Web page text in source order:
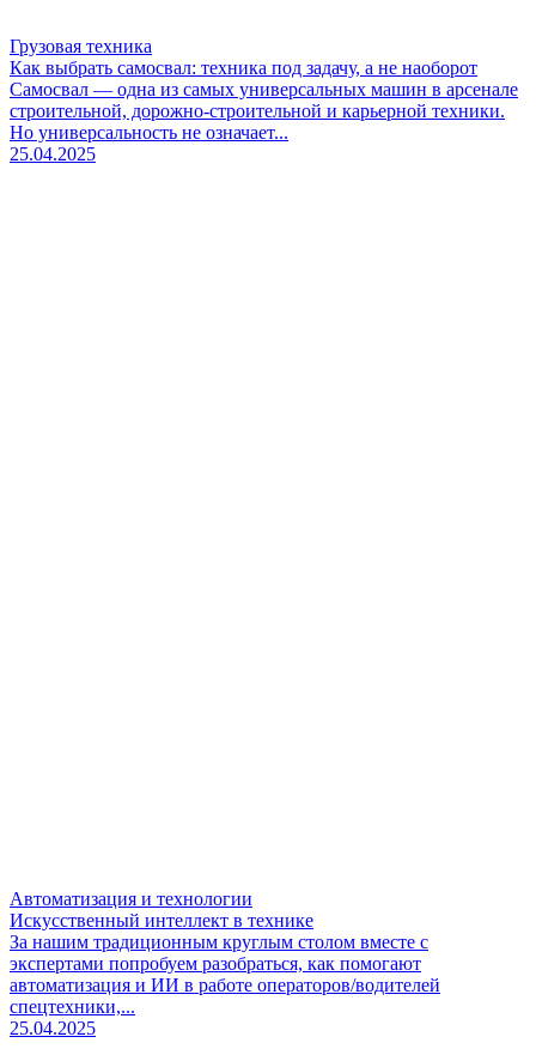
Грузовая техника
Как выбрать самосвал: техника под задачу, а не наоборот
Самосвал — одна из самых универсальных машин в арсенале
строительной, дорожно-строительной и карьерной техники.
Но универсальность не означает...
25.04.2025
Автоматизация и технологии
Искусственный интеллект в технике
За нашим традиционным круглым столом вместе с
экспертами попробуем разобраться, как помогают
автоматизация и ИИ в работе операторов/водителей
спецтехники,...
25.04.2025